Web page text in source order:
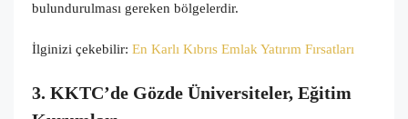
bulundurulması gereken bölgelerdir.
İlginizi çekebilir: En Karlı Kıbrıs Emlak Yatırım Fırsatları
3. KKTC’de Gözde Üniversiteler, Eğitim